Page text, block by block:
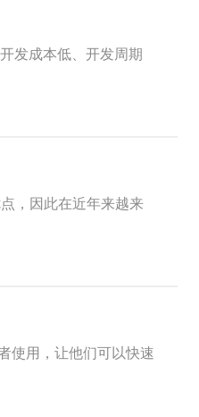
发成本低、开发周期
，因此在近年来越来
使用，让他们可以快速